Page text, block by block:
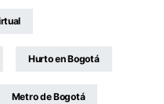
Hurto en Bogotá
Metro de Bogotá